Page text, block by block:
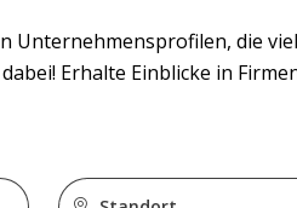
Unternehmensprofilen, die
Erhalte Einblicke in